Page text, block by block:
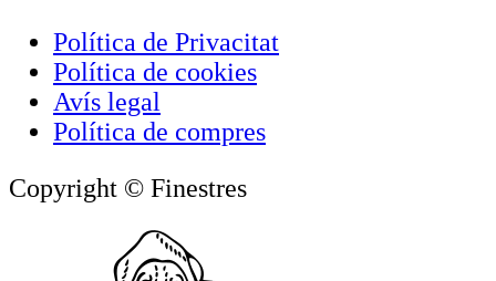
Política de Privacitat
Política de cookies
Avís legal
Política de compres
Copyright © Finestres